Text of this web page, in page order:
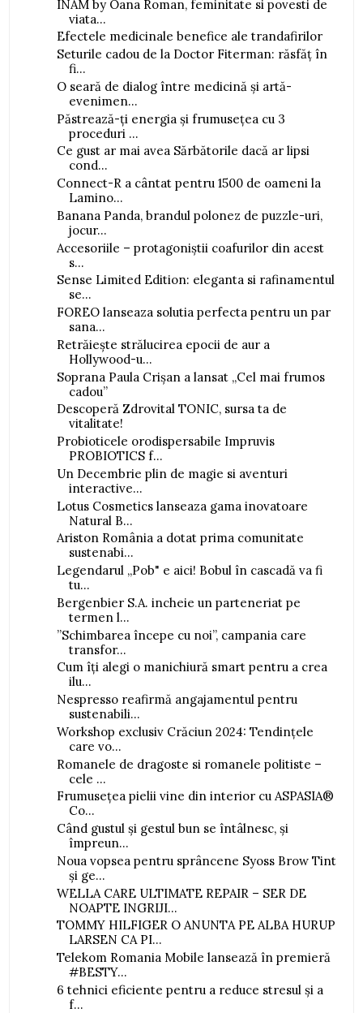
INAM by Oana Roman, feminitate si povesti de
viata...
Efectele medicinale benefice ale trandafirilor
Seturile cadou de la Doctor Fiterman: răsfăț în
fi...
O seară de dialog între medicină și artă-
evenimen...
Păstrează-ți energia și frumusețea cu 3
proceduri ...
Ce gust ar mai avea Sărbătorile dacă ar lipsi
cond...
Connect-R a cântat pentru 1500 de oameni la
Lamino...
Banana Panda, brandul polonez de puzzle-uri,
jocur...
Accesoriile – protagoniștii coafurilor din acest
s...
Sense Limited Edition: eleganta si rafinamentul
se...
FOREO lanseaza solutia perfecta pentru un par
sana...
Retrăiește strălucirea epocii de aur a
Hollywood-u...
Soprana Paula Crișan a lansat „Cel mai frumos
cadou”
Descoperă Zdrovital TONIC, sursa ta de
vitalitate!
Probioticele orodispersabile Impruvis
PROBIOTICS f...
Un Decembrie plin de magie si aventuri
interactive...
Lotus Cosmetics lanseaza gama inovatoare
Natural B...
Ariston România a dotat prima comunitate
sustenabi...
Legendarul „Pob" e aici! Bobul în cascadă va fi
tu...
Bergenbier S.A. incheie un parteneriat pe
termen l...
”Schimbarea începe cu noi”, campania care
transfor...
Cum îți alegi o manichiură smart pentru a crea
ilu...
Nespresso reafirmă angajamentul pentru
sustenabili...
Workshop exclusiv Crăciun 2024: Tendințele
care vo...
Romanele de dragoste si romanele politiste –
cele ...
Frumusețea pielii vine din interior cu ASPASIA®
Co...
Când gustul și gestul bun se întâlnesc, și
împreun...
Noua vopsea pentru sprâncene Syoss Brow Tint
și ge...
WELLA CARE ULTIMATE REPAIR – SER DE
NOAPTE INGRIJI...
TOMMY HILFIGER O ANUNTA PE ALBA HURUP
LARSEN CA PI...
Telekom Romania Mobile lansează în premieră
#BESTY...
6 tehnici eficiente pentru a reduce stresul și a
f...